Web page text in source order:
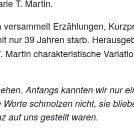
T. Martin.
versammelt Erzählungen,
nur 39 Jahren starb.
charakteristische
Anfangs kannten wir nur
schmolzen nicht, sie
auf uns gestellt waren.